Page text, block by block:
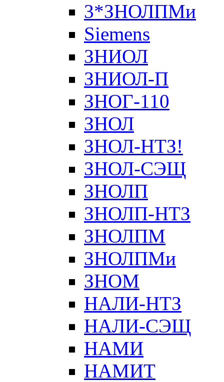
3*ЗНОЛПМи
Siemens
ЗНИОЛ
ЗНИОЛ-П
ЗНОГ-110
ЗНОЛ
ЗНОЛ-НТЗ!
ЗНОЛ-СЭЩ
ЗНОЛП
ЗНОЛП-НТЗ
ЗНОЛПМ
ЗНОЛПМи
ЗНОМ
НАЛИ-НТЗ
НАЛИ-СЭЩ
НАМИ
НАМИТ